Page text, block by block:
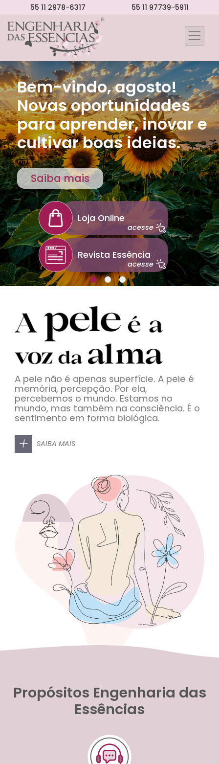
55 11 2978-6317 55 11 97739-5911
Bem-vindo, agosto!
Novas oportunidades
para aprender, inovar e
cultivar boas ideias.
Saiba mais
Loja Online
acesse
Revista Essência
acesse
A pele não é apenas superfície. A pele é
memória, percepção. Por ela,
percebemos o mundo. Estamos no
mundo, mas também na consciência. É o
sentimento em forma biológica.
+ SAIBA MAIS
Propósitos Engenharia das
Essências